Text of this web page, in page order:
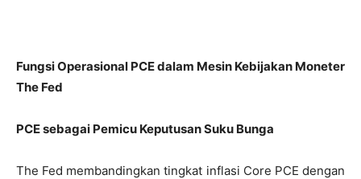
Fungsi Operasional PCE dalam Mesin Kebijakan Moneter
The Fed
PCE sebagai Pemicu Keputusan Suku Bunga
The Fed membandingkan tingkat inflasi Core PCE dengan